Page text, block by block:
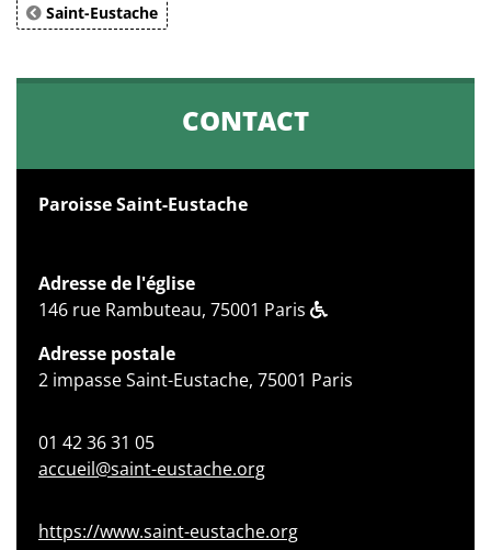
Saint-Eustache
CONTACT
Paroisse Saint-Eustache
Adresse de l'église
146 rue Rambuteau, 75001 Paris
Adresse postale
2 impasse Saint-Eustache, 75001 Paris
01 42 36 31 05
accueil@saint-eustache.org
https://www.saint-eustache.org